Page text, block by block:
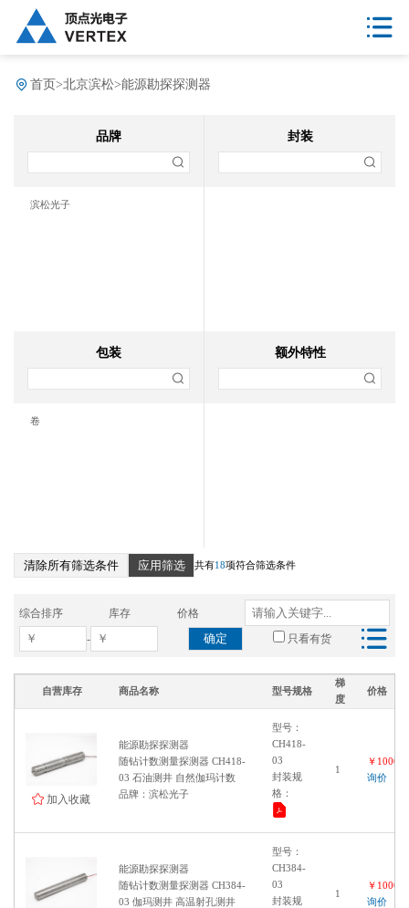
首页 >北京滨松>能源勘探探测器
品牌
滨松光子
封装
包装
卷
额外特性
清除所有筛选条件 应用筛选 共有18项符合筛选条件
综合排序 库存 价格
- 确定 只看有货
自营库存 商品名称 型号规格
梯
度
价格
加入收藏
能源勘探探测器
随钻计数测量探测器 CH418-
03 石油测井 自然伽玛计数
品牌：滨松光子
型号：
CH418-
03
封装规
格：
1
￥
询价
能源勘探探测器
随钻计数测量探测器 CH384-
03 伽玛测井 高温射孔测井
型号：
CH384-
03
封装规
1
￥
询价